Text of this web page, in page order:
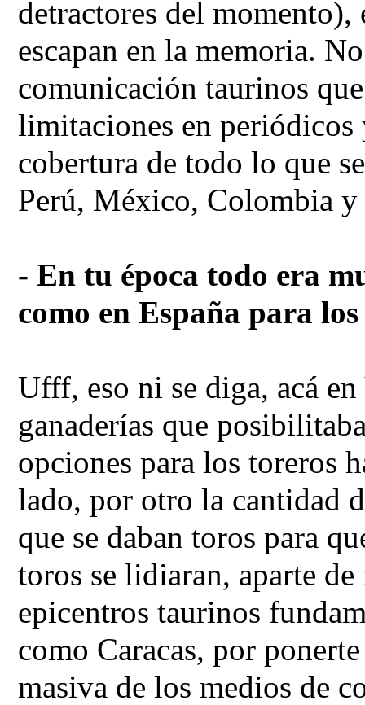
detractores del momento),
escapan en la memoria.
comunicación taurinos
limitaciones en
cobertura de todo lo que
Perú, México, Colombia y
- En tu época todo era
como en España para
Ufff, eso ni se diga, acá
ganaderías que
opciones para los toreros
lado, por otro la cantidad
que se daban toros para
toros se lidiaran, aparte
epicentros taurinos
como Caracas, por
masiva de los medios de